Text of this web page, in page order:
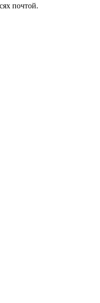
почтой.